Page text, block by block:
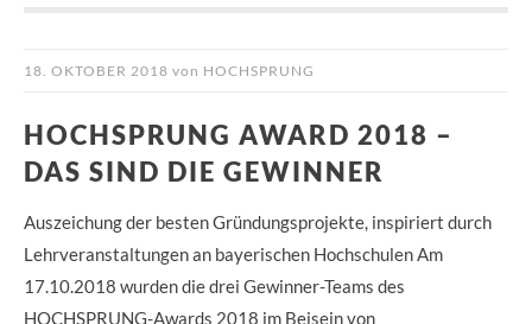
18. OKTOBER 2018 von HOCHSPRUNG
HOCHSPRUNG AWARD 2018 –
DAS SIND DIE GEWINNER
Auszeichung der besten Gründungsprojekte, inspiriert durch
Lehrveranstaltungen an bayerischen Hochschulen Am
17.10.2018 wurden die drei Gewinner-Teams des
HOCHSPRUNG-Awards 2018 im Beisein von